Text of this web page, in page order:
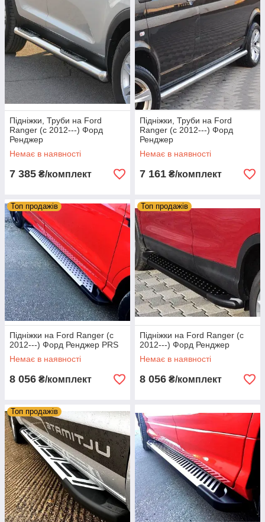
Підніжки, Труби на Ford
Ranger (c 2012---) Форд
Ренджер
Немає в наявності
7 385 ₴/комплект
Підніжки, Труби на Ford
Ranger (c 2012---) Форд
Ренджер
Немає в наявності
7 161 ₴/комплект
Топ продажів
Підніжки на Ford Ranger (c
2012---) Форд Ренджер PRS
Немає в наявності
8 056 ₴/комплект
Топ продажів
Підніжки на Ford Ranger (c
2012---) Форд Ренджер
Немає в наявності
8 056 ₴/комплект
Топ продажів